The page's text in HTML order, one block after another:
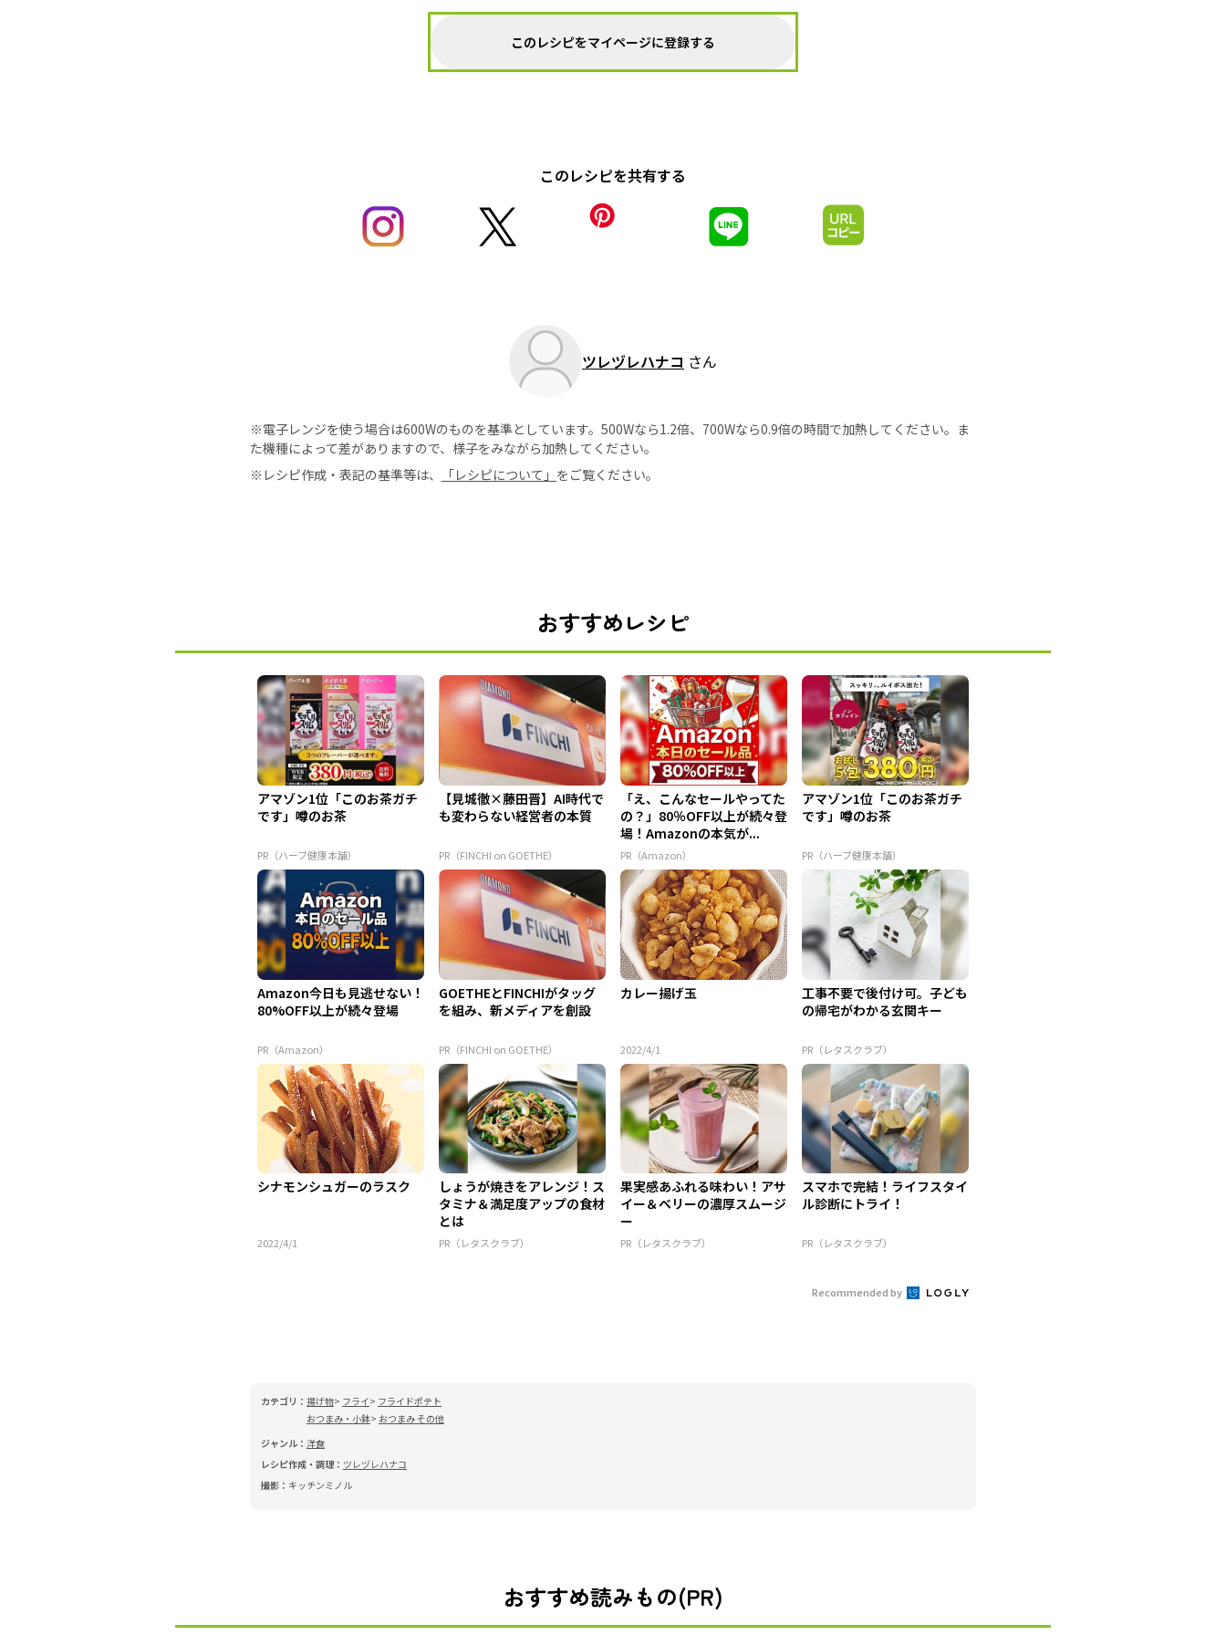
このレシピをマイページに登録する
このレシピを共有する
ツレヅレハナコ さん
※電子レンジを使う場合は600Wのものを基準としています。500Wなら1.2倍、700Wなら0.9倍の時間で加熱してください。ま
た機種によって差がありますので、様子をみながら加熱してください。
※レシピ作成・表記の基準等は、
「レシピについて」 をご覧ください。
おすすめレシピ
アマゾン1位「このお茶ガチ
です」噂のお茶
PR（ハーブ健康本舗）
【見城徹×藤田晋】AI時代で
も変わらない経営者の本質
PR（FINCHI on GOETHE）
「え、こんなセールやってた
の？」80％OFF以上が続々登
場！Amazonの本気が...
PR（Amazon）
アマゾン1位「このお茶ガチ
です」噂のお茶
PR（ハーブ健康本舗）
Amazon今日も見逃せない！
80%OFF以上が続々登場
PR（Amazon）
GOETHEとFINCHIがタッグ
を組み、新メディアを創設
PR（FINCHI on GOETHE）
カレー揚げ玉
2022/4/1
工事不要で後付け可。子ども
の帰宅がわかる玄関キー
PR（レタスクラブ）
シナモンシュガーのラスク
2022/4/1
しょうが焼きをアレンジ！ス
タミナ＆満足度アップの食材
とは
PR（レタスクラブ）
果実感あふれる味わい！アサ
イー＆ベリーの濃厚スムージ
ー
PR（レタスクラブ）
スマホで完結！ライフスタイ
ル診断にトライ！
PR（レタスクラブ）
Recommended by
カテゴリ： 揚げ物 フライ
フライドポテト
おつまみ・小鉢
おつまみ その他
ジャンル： 洋食
レシピ作成・調理： ツレヅレハナコ
撮影： キッチンミノル
おすすめ読みもの(PR)